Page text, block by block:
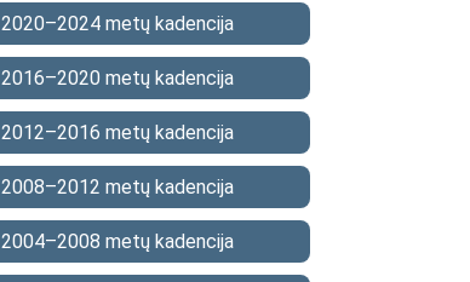
2020–2024 metų kadencija
2016–2020 metų kadencija
2012–2016 metų kadencija
2008–2012 metų kadencija
2004–2008 metų kadencija